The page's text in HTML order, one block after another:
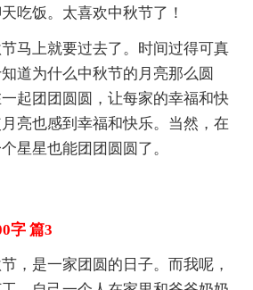
吃饭。太喜欢中秋节了！
马上就要过去了。时间过得可真
道为什么中秋节的月亮那么圆
起团团圆圆，让每家的幸福和快
亮也感到幸福和快乐。当然，在
星星也能团团圆圆了。
字 篇3
，是一家团圆的日子。而我呢，